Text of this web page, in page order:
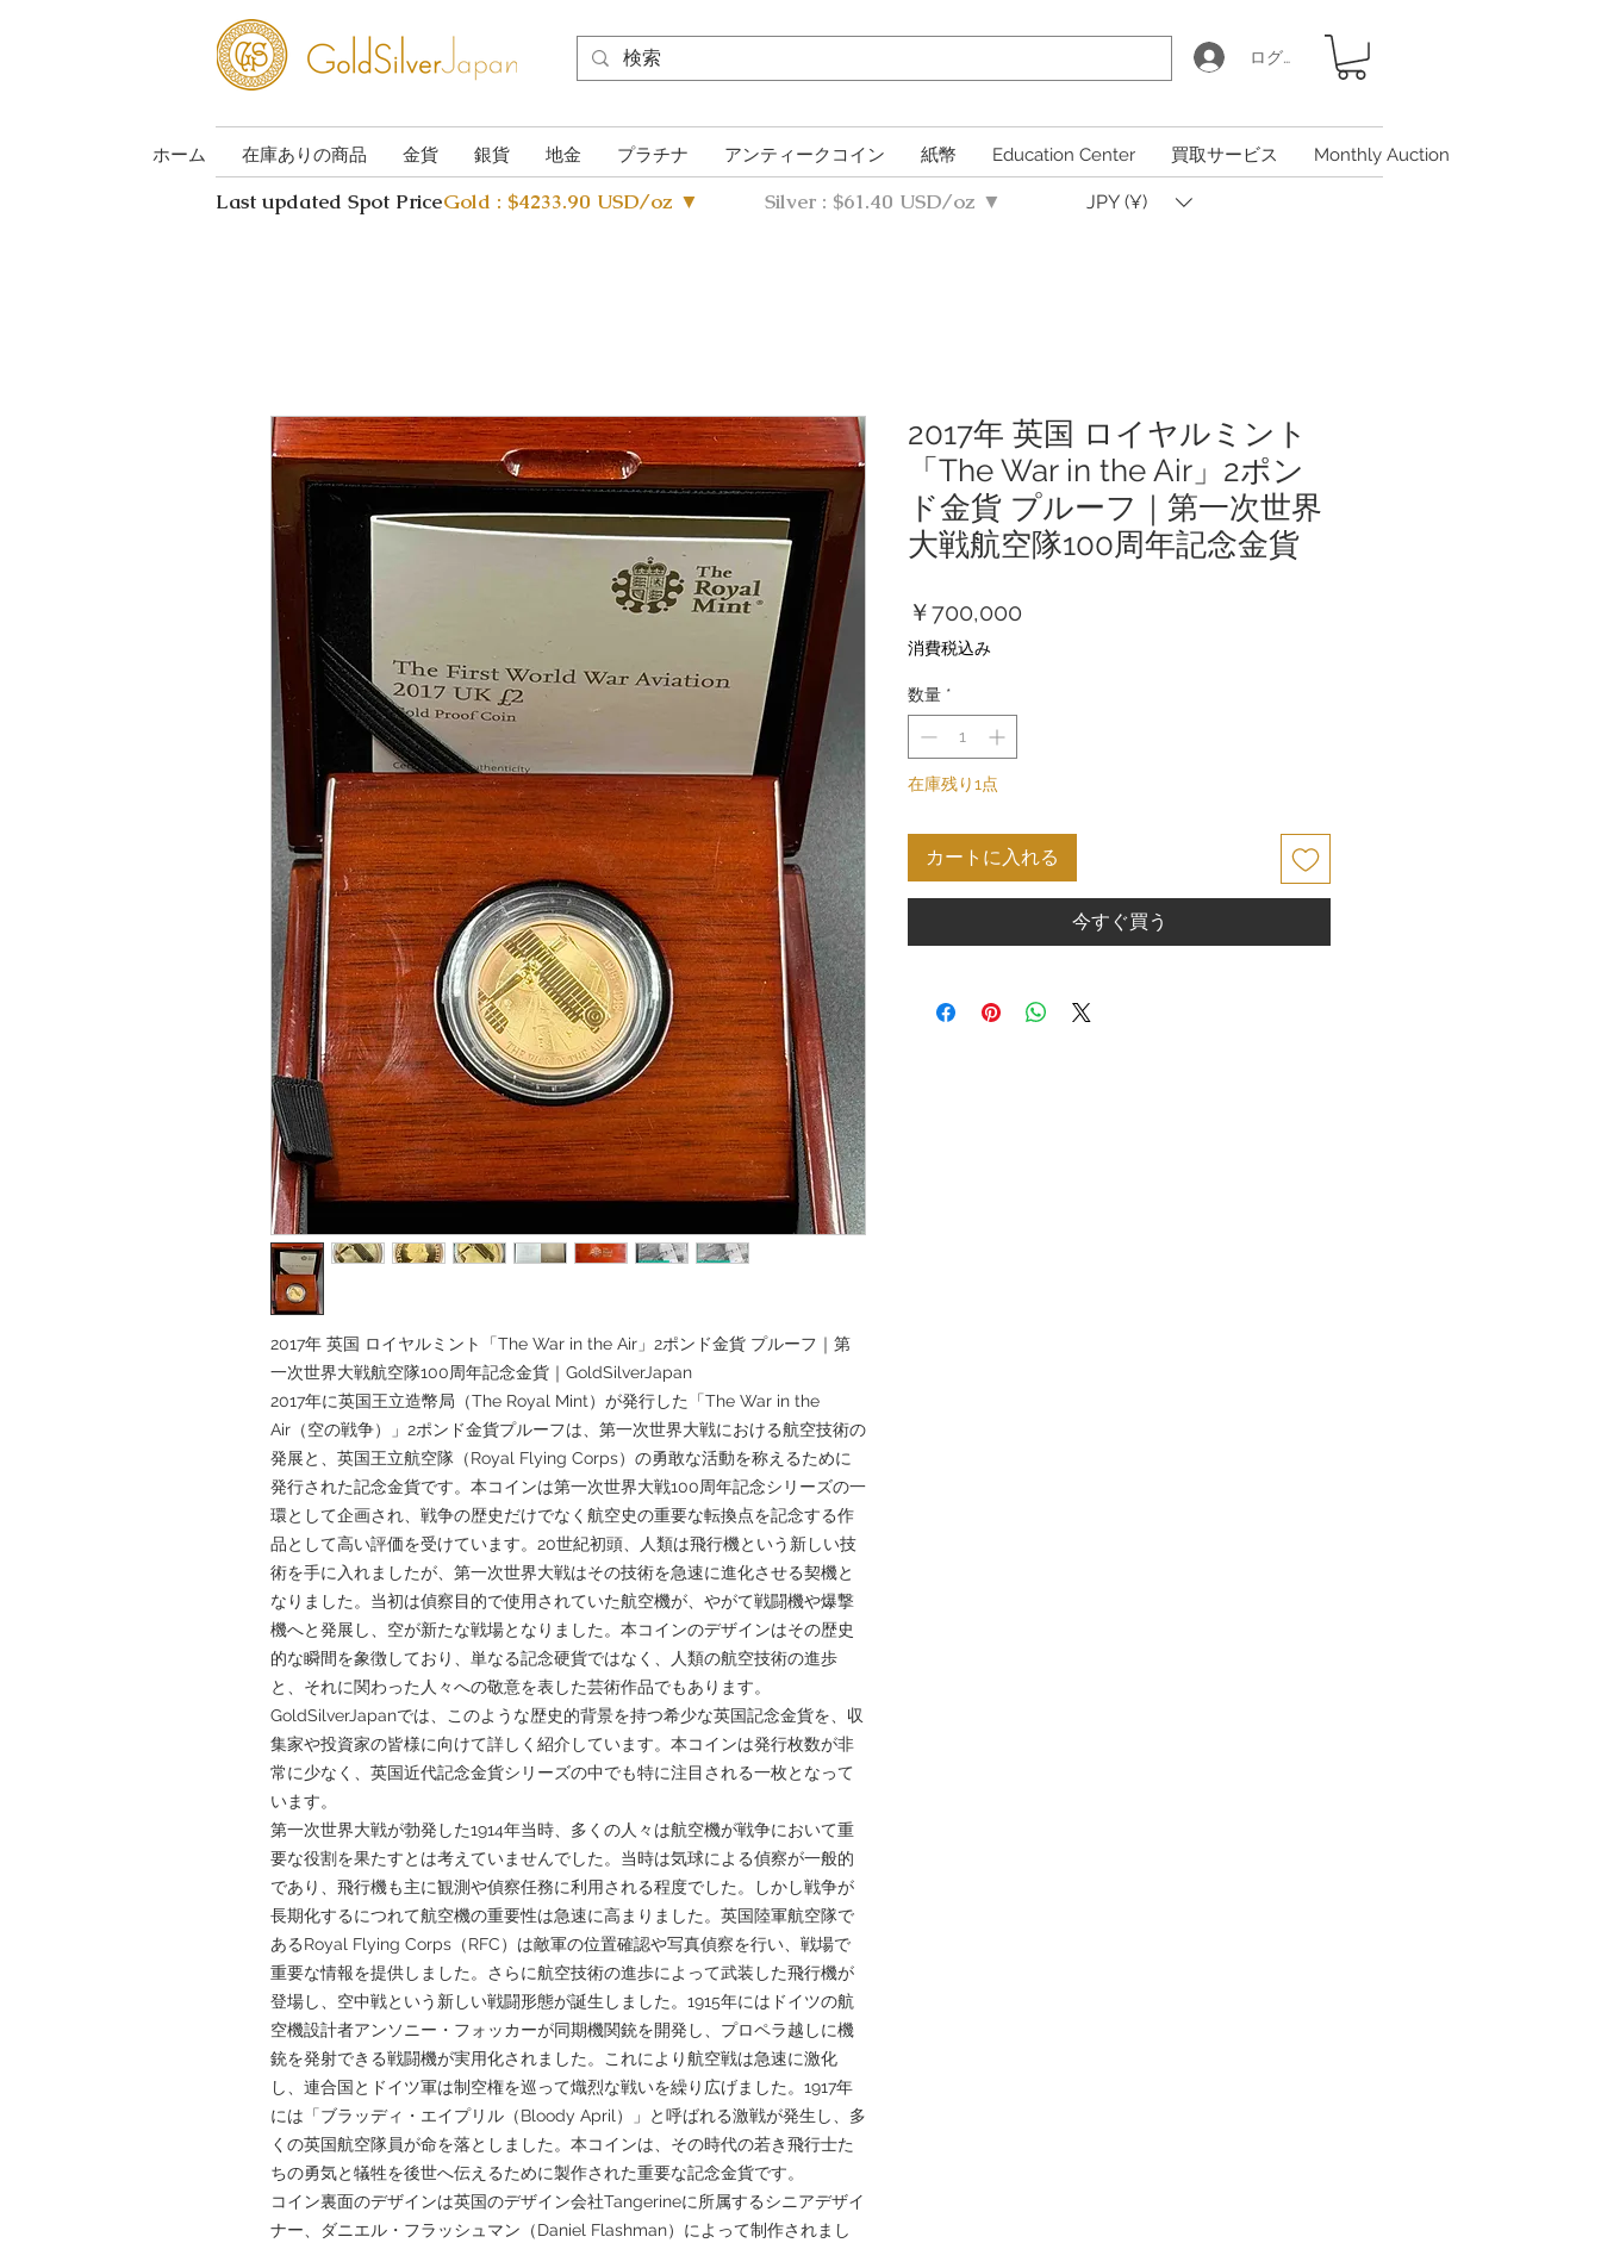
ログイン
ホーム 在庫ありの商品 金貨 銀貨 地金 プラチナ アンティークコイン 紙幣 Education Center 買取サービス Monthly Auction
Last updated Spot PriceGold : $4233.90 USD/oz ▼ Silver : $61.40 USD/oz ▼ JPY (¥)
2017年 英国 ロイヤルミント「The War in the Air」2ポンド金貨 プルーフ｜第
一次世界大戦航空隊100周年記念金貨｜GoldSilverJapan
2017年に英国王立造幣局（The Royal Mint）が発行した「The War in the
Air（空の戦争）」2ポンド金貨プルーフは、第一次世界大戦における航空技術の
発展と、英国王立航空隊（Royal Flying Corps）の勇敢な活動を称えるために
発行された記念金貨です。本コインは第一次世界大戦100周年記念シリーズの一
環として企画され、戦争の歴史だけでなく航空史の重要な転換点を記念する作
品として高い評価を受けています。20世紀初頭、人類は飛行機という新しい技
術を手に入れましたが、第一次世界大戦はその技術を急速に進化させる契機と
なりました。当初は偵察目的で使用されていた航空機が、やがて戦闘機や爆撃
機へと発展し、空が新たな戦場となりました。本コインのデザインはその歴史
的な瞬間を象徴しており、単なる記念硬貨ではなく、人類の航空技術の進歩
と、それに関わった人々への敬意を表した芸術作品でもあります。
GoldSilverJapanでは、このような歴史的背景を持つ希少な英国記念金貨を、収
集家や投資家の皆様に向けて詳しく紹介しています。本コインは発行枚数が非
常に少なく、英国近代記念金貨シリーズの中でも特に注目される一枚となって
います。
第一次世界大戦が勃発した1914年当時、多くの人々は航空機が戦争において重
要な役割を果たすとは考えていませんでした。当時は気球による偵察が一般的
であり、飛行機も主に観測や偵察任務に利用される程度でした。しかし戦争が
長期化するにつれて航空機の重要性は急速に高まりました。英国陸軍航空隊で
あるRoyal Flying Corps（RFC）は敵軍の位置確認や写真偵察を行い、戦場で
重要な情報を提供しました。さらに航空技術の進歩によって武装した飛行機が
登場し、空中戦という新しい戦闘形態が誕生しました。1915年にはドイツの航
空機設計者アンソニー・フォッカーが同期機関銃を開発し、プロペラ越しに機
銃を発射できる戦闘機が実用化されました。これにより航空戦は急速に激化
し、連合国とドイツ軍は制空権を巡って熾烈な戦いを繰り広げました。1917年
には「ブラッディ・エイプリル（Bloody April）」と呼ばれる激戦が発生し、多
くの英国航空隊員が命を落としました。本コインは、その時代の若き飛行士た
ちの勇気と犠牲を後世へ伝えるために製作された重要な記念金貨です。
コイン裏面のデザインは英国のデザイン会社Tangerineに所属するシニアデザイ
ナー、ダニエル・フラッシュマン（Daniel Flashman）によって制作されまし
2017年 英国 ロイヤルミント
「The War in the Air」2ポン
ド金貨 プルーフ｜第一次世界
大戦航空隊100周年記念金貨
￥700,000
消費税込み
数量 *
在庫残り1点
カートに入れる
今すぐ買う